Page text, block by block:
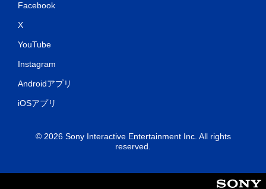
Facebook
X
YouTube
Instagram
Androidアプリ
iOSアプリ
© 2026 Sony Interactive Entertainment Inc. All rights
reserved.